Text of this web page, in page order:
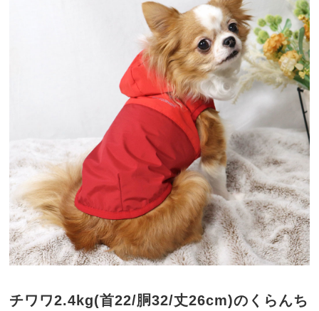
チワワ2.4kg(首22/胴32/丈26cm)のくらんち